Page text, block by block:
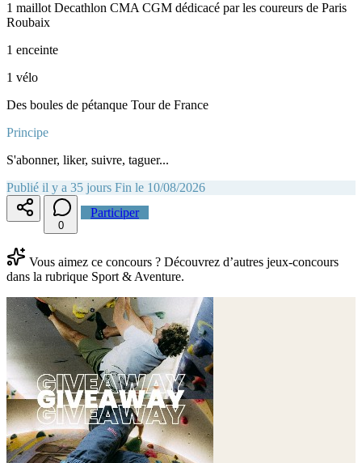
1 maillot Decathlon CMA CGM dédicacé par les coureurs de Paris
Roubaix
1 enceinte
1 vélo
Des boules de pétanque Tour de France
Principe
S'abonner, liker, suivre, taguer...
Publié il y a 35 jours Fin le 10/08/2026
0
Participer
Vous aimez ce concours ? Découvrez d’autres jeux-concours
dans la rubrique Sport & Aventure.